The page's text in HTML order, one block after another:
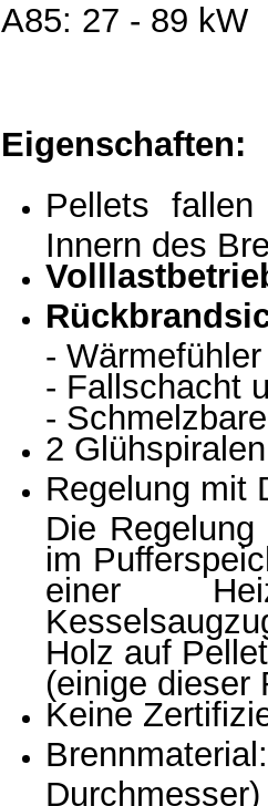
A85: 27 - 89 kW
Eigenschaften:
Pellets
Innern des
-
- Fallschacht
-
2
Regelung mit
Die
im
einer
Holz auf
(einige dieser
Keine
Durchmesser)